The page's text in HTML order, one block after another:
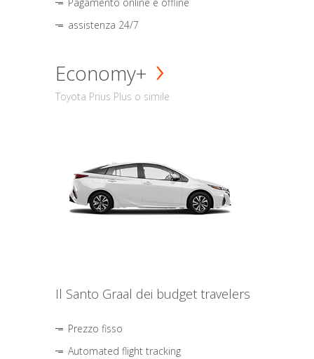
assistenza 24/7
Economy+
Toyota Prius Plus o simile
Il Santo Graal dei budget travelers
Prezzo fisso
Automated flight tracking